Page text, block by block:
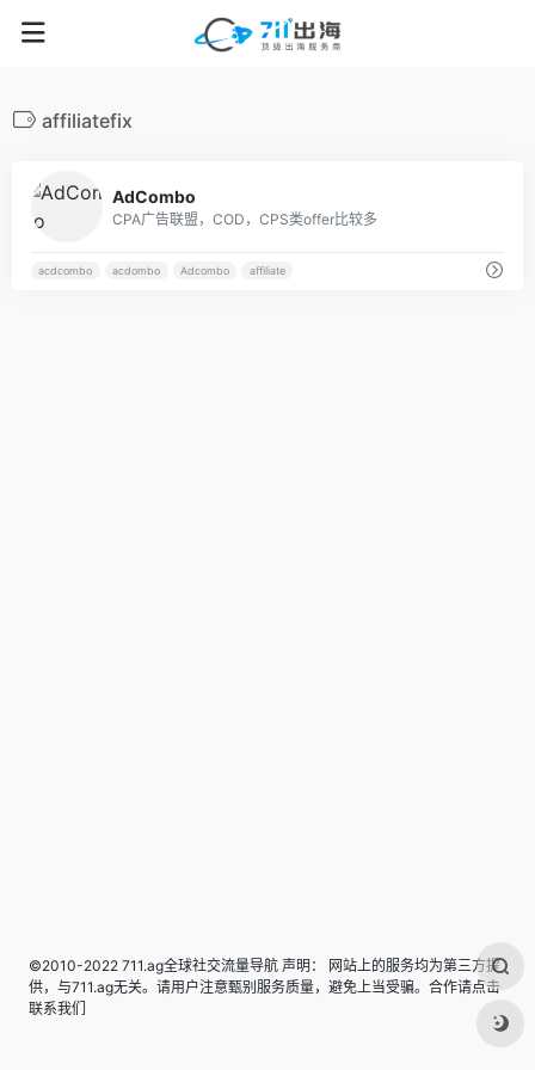
affiliatefix
AdCombo
CPA广告联盟，COD，CPS类offer比较多
acdcombo acdombo Adcombo affiliate
©2010-2022 711.ag全球社交流量导航 声明： 网站上的服务均为第三方提
供，与711.ag无关。请用户注意甄别服务质量，避免上当受骗。合作请点击
联系我们